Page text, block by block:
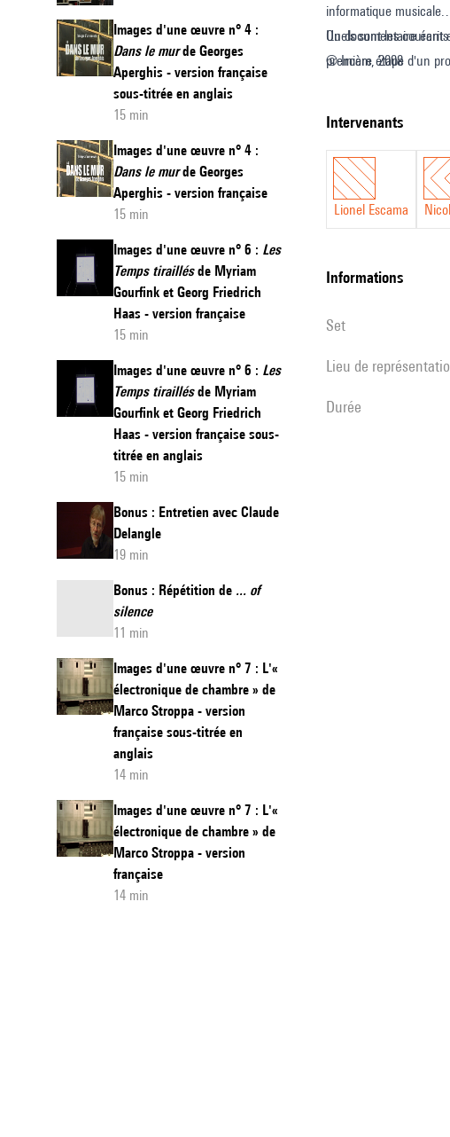
Images d'une œuvre n° 4 :
Dans le murde Georges
Aperghis - version française
sous-titrée en anglais
15 min
Images d'une œuvre n° 4 :
Dans le murde Georges
Aperghis - version française
15 min
Images d'une œuvre n° 6 : Les
Temps tiraillésde Myriam
Gourfink et Georg Friedrich
Haas - version française
15 min
Images d'une œuvre n° 6 : Les
Temps tiraillésde Myriam
Gourfink et Georg Friedrich
Haas - version française sous-
titrée en anglais
15 min
Bonus : Entretien avec Claude
Delangle
19 min
Bonus : Répétition de ... of
silence
11 min
Images d'une œuvre n° 7 : L'«
électronique de chambre » de
Marco Stroppa - version
française sous-titrée en
anglais
14 min
Images d'une œuvre n° 7 : L'«
électronique de chambre » de
Marco Stroppa - version
française
14 min
œuvre
n°
3
océan
de
Philipp
Maintz
informatique musicale.
Quels sont les
première étape d'un
Un documentaire écrit
© Ircam, 2008
intervenants
Lionel Escama
informations
set
Lieu de
durée